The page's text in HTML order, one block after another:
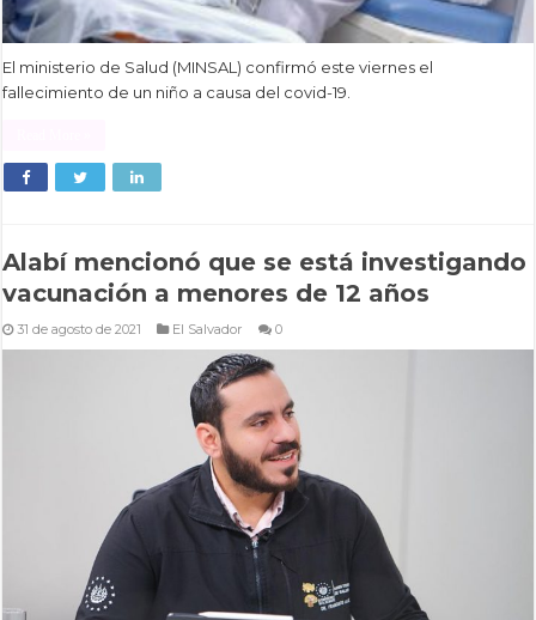
El ministerio de Salud (MINSAL) confirmó este viernes el
fallecimiento de un niño a causa del covid-19.
Alabí mencionó que se está investigando
vacunación a menores de 12 años
31 de agosto de 2021 El Salvador 0